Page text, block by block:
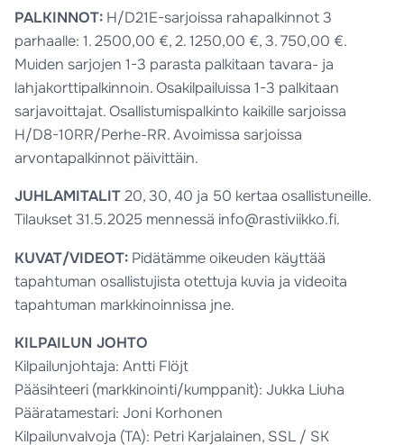
PALKINNOT: H/D21E-sarjoissa rahapalkinnot 3
parhaalle: 1. 2500,00 €, 2. 1250,00 €, 3. 750,00 €.
Muiden sarjojen 1-3 parasta palkitaan tavara- ja
lahjakorttipalkinnoin. Osakilpailuissa 1-3 palkitaan
sarjavoittajat. Osallistumispalkinto kaikille sarjoissa
H/D8-10RR/Perhe-RR. Avoimissa sarjoissa
arvontapalkinnot päivittäin.
JUHLAMITALIT20, 30, 40 ja 50 kertaa osallistuneille.
Tilaukset 31.5.2025 mennessä info@rastiviikko.fi.
KUVAT/VIDEOT: Pidätämme oikeuden käyttää
tapahtuman osallistujista otettuja kuvia ja videoita
tapahtuman markkinoinnissa jne.
KILPAILUN JOHTO
Kilpailunjohtaja: Antti Flöjt
Pääsihteeri (markkinointi/kumppanit): Jukka Liuha
Pääratamestari: Joni Korhonen
Kilpailunvalvoja (TA): Petri Karjalainen, SSL / SK